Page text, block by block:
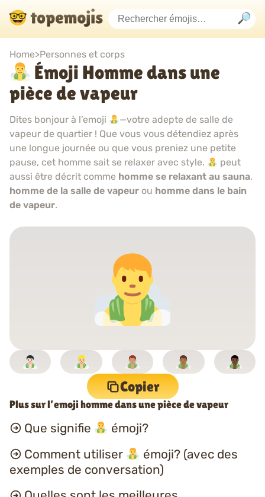
Home>Personnes et corps
Émoji Homme dans une
pièce de vapeur
Dites bonjour à l’emoji
—votre adepte de salle de
vapeur de quartier ! Que vous vous détendiez après
une longue journée ou que vous preniez une petite
pause, cet homme sait se relaxer avec style.
peut
aussi être décrit comme homme se relaxant au sauna,
homme de la salle de vapeur ou homme dans le bain
de vapeur.
Copier
Plus sur l’emoji homme dans une pièce de vapeur
Que signifie
émoji?
Comment utiliser
émoji? (avec des
exemples de conversation)